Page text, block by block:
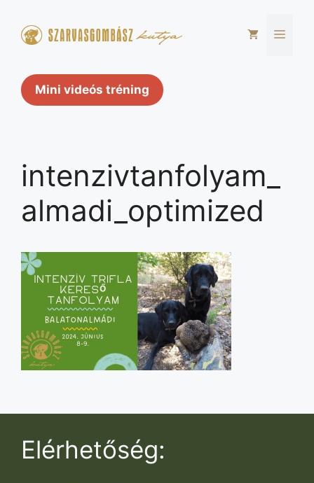
tartalomba
Mini videós tréning
intenzivtanfolyam_
almadi_optimized
Elérhetőség: